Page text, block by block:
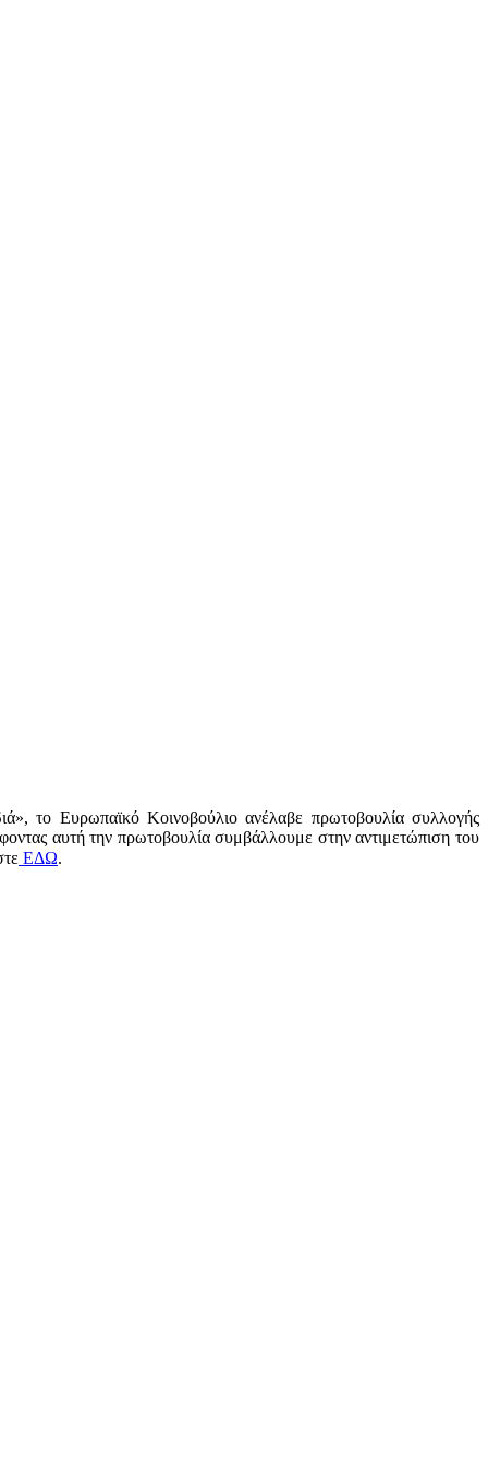
το Ευρωπαϊκό Κοινοβούλιο ανέλαβε πρωτοβουλία συλλογής
αυτή την πρωτοβουλία συμβάλλουμε στην αντιμετώπιση του
ΕΔΩ.